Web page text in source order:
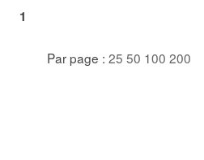
1
Par page : 25 50 100 200